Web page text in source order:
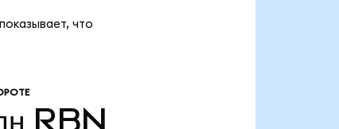
что
RBN